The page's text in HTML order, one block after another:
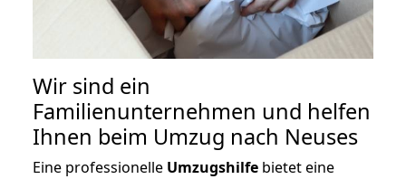
Wir sind ein
Familienunternehmen und helfen
Ihnen beim Umzug nach Neuses
Eine professionelle Umzugshilfe bietet eine